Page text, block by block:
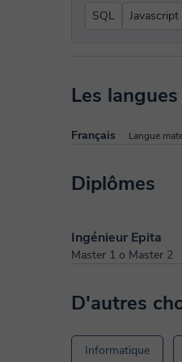
SQL Javascript
Les
Français Langue
Diplômes
Ingénieur Epita
Master 1 o Master 2
D'autres
Informatique